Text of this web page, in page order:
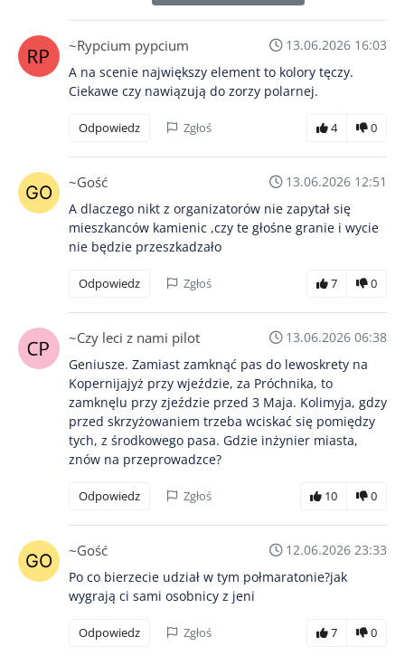
~Rypcium pypcium
13.06.2026 16:03
A na scenie największy element to kolory tęczy.
Ciekawe czy nawiązują do zorzy polarnej.
Odpowiedz Zgłoś 4 0
~Gość
13.06.2026 12:51
A dlaczego nikt z organizatorów nie zapytał się
mieszkanców kamienic ,czy te głośne granie i wycie
nie będzie przeszkadzało
Odpowiedz Zgłoś 7 0
~Czy leci z nami pilot
13.06.2026 06:38
Geniusze. Zamiast zamknąć pas do lewoskrety na
Kopernijajyż przy wjeździe, za Próchnika, to
zamknęlu przy zjeździe przed 3 Maja. Kolimyja, gdzy
przed skrzyżowaniem trzeba wciskać się pomiędzy
tych, z środkowego pasa. Gdzie inżynier miasta,
znów na przeprowadzce?
Odpowiedz Zgłoś 10 0
~Gość
12.06.2026 23:33
Po co bierzecie udział w tym połmaratonie?jak
wygrają ci sami osobnicy z jeni
Odpowiedz Zgłoś 7 0